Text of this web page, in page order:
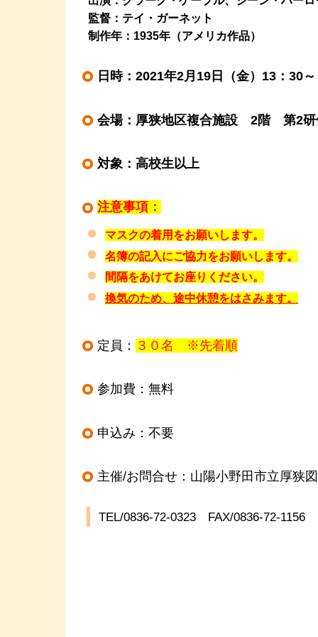
監督：テイ・ガーネット
制作年：1935年（アメリカ作品）
日時：2021年2月19日（金）13：30～
会場：厚狭地区複合施設 2階 第2研
対象：高校生以上
注意事項：
マスクの着用をお願いします。
名簿の記入にご協力をお願いします。
間隔をあけてお座りください。
換気のため、途中休憩をはさみます。
定員： ３０名 ※先着順
参加費：無料
申込み：不要
主催/お問合せ：山陽小野田市立厚狭
TEL/0836-72-0323 FAX/0836-72-1156